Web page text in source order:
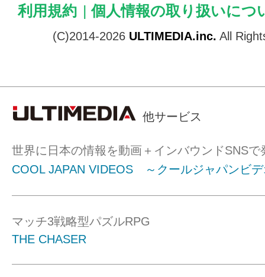
利用規約 | 個人情報の取り扱いにつ
(C)2014-2026 ULTIMEDIA.inc. All
他サービス
世界に日本の情報を動画＋インバウンドSNSで
COOL JAPAN VIDEOS ～クールジャパンビ
マッチ3戦略型パズルRPG
THE CHASER